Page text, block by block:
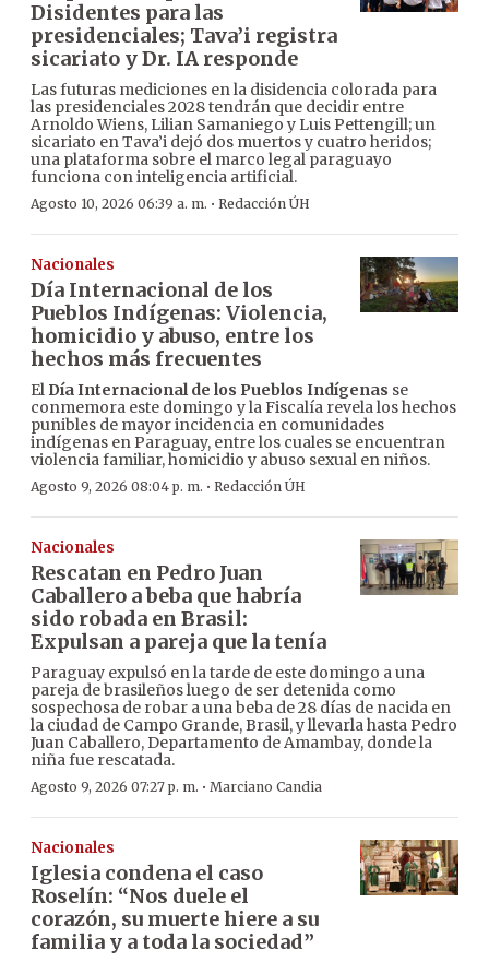
Disidentes para las
presidenciales; Tava’i registra
sicariato y Dr. IA responde
Las futuras mediciones en la disidencia colorada para
las presidenciales 2028 tendrán que decidir entre
Arnoldo Wiens, Lilian Samaniego y Luis Pettengill; un
sicariato en Tava’i dejó dos muertos y cuatro heridos;
una plataforma sobre el marco legal paraguayo
funciona con inteligencia artificial.
Agosto 10, 2026 06:39 a. m. · Redacción ÚH
Nacionales
Día Internacional de los
Pueblos Indígenas: Violencia,
homicidio y abuso, entre los
hechos más frecuentes
El Día Internacional de los Pueblos Indígenas se
conmemora este domingo y la Fiscalía revela los hechos
punibles de mayor incidencia en comunidades
indígenas en Paraguay, entre los cuales se encuentran
violencia familiar, homicidio y abuso sexual en niños.
Agosto 9, 2026 08:04 p. m. · Redacción ÚH
Nacionales
Rescatan en Pedro Juan
Caballero a beba que habría
sido robada en Brasil:
Expulsan a pareja que la tenía
Paraguay expulsó en la tarde de este domingo a una
pareja de brasileños luego de ser detenida como
sospechosa de robar a una beba de 28 días de nacida en
la ciudad de Campo Grande, Brasil, y llevarla hasta Pedro
Juan Caballero, Departamento de Amambay, donde la
niña fue rescatada.
Agosto 9, 2026 07:27 p. m. · Marciano Candia
Nacionales
Iglesia condena el caso
Roselín: “Nos duele el
corazón, su muerte hiere a su
familia y a toda la sociedad”